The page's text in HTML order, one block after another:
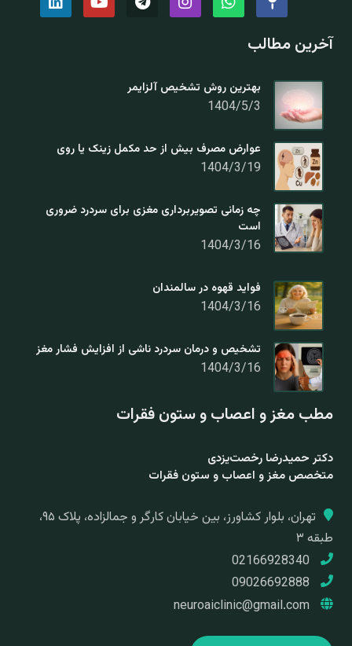
آخرین مطالب
بهترین روش تشخیص آلزایمر
1404/5/3
عوارض مصرف بیش از حد مکمل زینک یا روی
1404/3/19
چه زمانی تصویربرداری مغزی برای سردرد ضروری
است
1404/3/16
فواید قهوه در سالمندان
1404/3/16
تشخیص و درمان سردرد ناشی از افزایش فشار مغز
1404/3/16
مطب مغز و اعصاب و ستون فقرات
دکتر حمیدرضا رخصت‌یزدی
متخصص مغز و اعصاب و ستون فقرات
تهران، بلوار کشاورز، بین خیابان کارگر و جمالزاده، پلاک ۹۵،
طبقه ۳
neuroaiclinic@gmail.com